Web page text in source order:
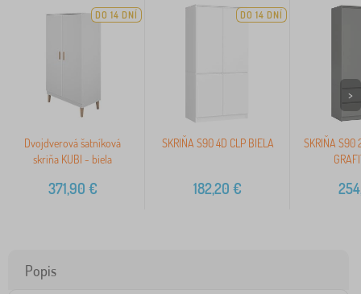
DO 14 DNÍ
Dvojdverová šatníková
skriňa KUBI - biela
371,90 €
DO 14 DNÍ
SKRIŇA S90 4D CLP BIELA
182,20 €
SKRIŇA S90
>
Popis